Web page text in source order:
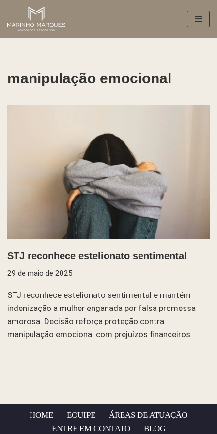
Pular
para
manipulação emocional
STJ reconhece estelionato sentimental
29 de maio de 2025
STJ reconhece estelionato sentimental e mantém
indenização a mulher enganada por falsa promessa
amorosa. Decisão reforça proteção contra
manipulação emocional com prejuízos financeiros.
HOME EQUIPE
ÁREAS DE ATUAÇÃO
ENTRE EM CONTATO
BLOG